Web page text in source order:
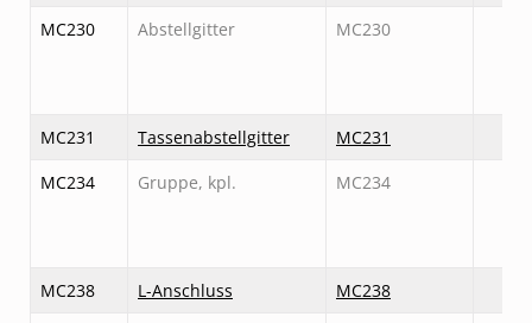
MC230 Abstellgitter MC230
MC231 Tassenabstellgitter
MC231
MC234
Gruppe, kpl. MC234
MC238 L-Anschluss
MC238